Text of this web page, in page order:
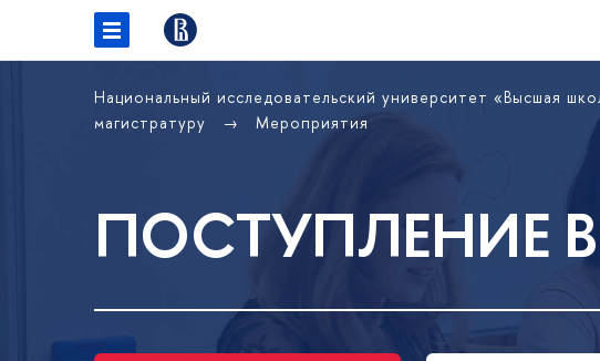
Национальный исследовательский университет «Высшая
магистратуру
Мероприятия
ПОСТУПЛЕНИЕ